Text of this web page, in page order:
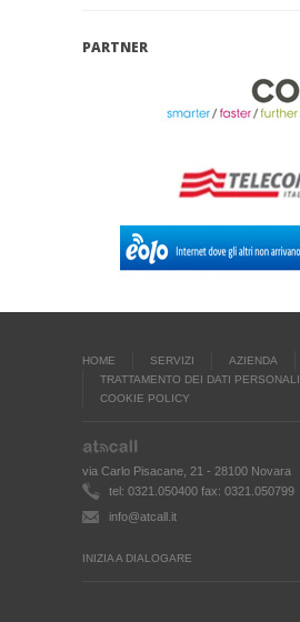
PARTNER
HOME SERVIZI AZIENDA
TRATTAMENTO DEI DATI PERSONALI
COOKIE POLICY
via Carlo Pisacane, 21 - 28100 Novara
tel: 0321.050400 fax: 0321.050799
info@atcall.it
INIZIA A DIALOGARE